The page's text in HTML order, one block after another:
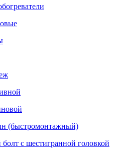
(быстромонтажный)
с шестигранной головкой